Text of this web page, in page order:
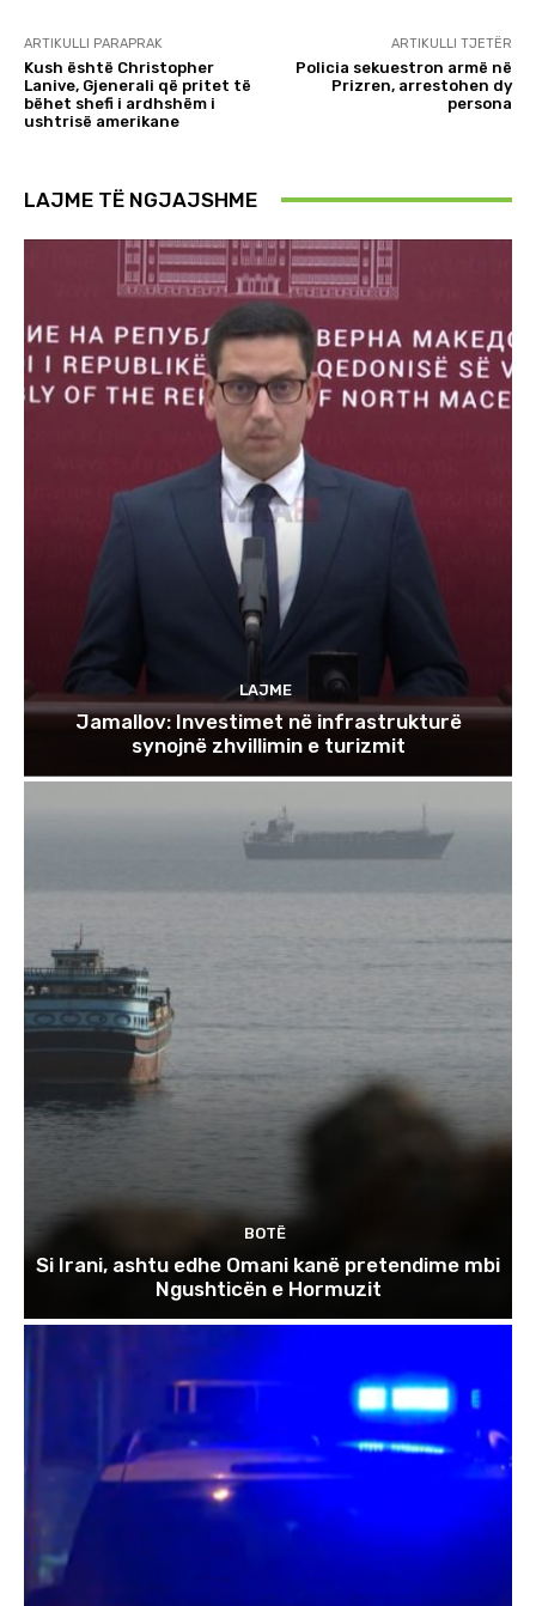
ARTIKULLI PARAPRAK
Kush është Christopher
Lanive, Gjenerali që pritet të
bëhet shefi i ardhshëm i
ushtrisë amerikane
ARTIKULLI TJETËR
Policia sekuestron armë në
Prizren, arrestohen dy
persona
LAJME TË NGJAJSHME
LAJME
Jamallov: Investimet në infrastrukturë
synojnë zhvillimin e turizmit
BOTË
Si Irani, ashtu edhe Omani kanë pretendime mbi
Ngushticën e Hormuzit